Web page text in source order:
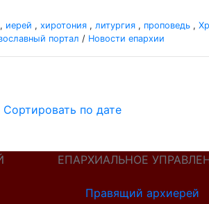
, иерей , хиротония , литургия , проповедь ,
портал / Новости епархии
Сортировать по дате
ЕПАРХИАЛЬНОЕ
Правящий архиерей